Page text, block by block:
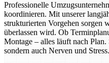
Professionelle
koordinieren. Mit unserer
strukturierten Vorgehen sorgen
überlassen wird. Ob
Montage – alles läuft nach
sondern auch Nerven und Stress.